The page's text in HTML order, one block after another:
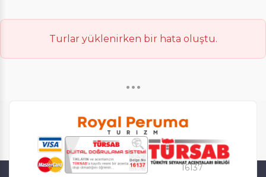
İstatistik Çerezleri
Turlar yüklenirken bir hata oluştu.
•••
16137